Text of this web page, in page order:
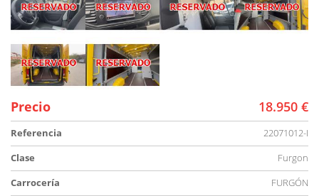
Precio 18.950 €
Referencia
22071012-I
Clase
Furgon
Carrocería
FURGÓN